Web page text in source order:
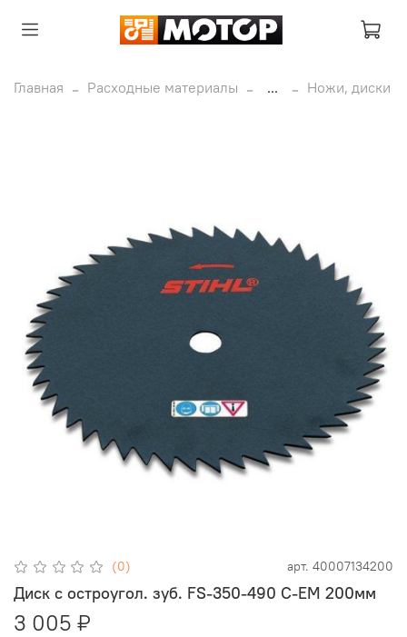
Главная Расходные материалы ... Ножи, диски
(0) арт. 40007134200
Диск с остроугол. зуб. FS-350-490 C-EM 200мм
3 005 ₽